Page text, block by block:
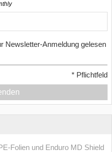
Newsletter-Anmeldung gelesen
* Pflichtfeld
Folien und Enduro MD Shield